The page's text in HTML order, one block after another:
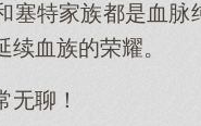
塞特家族都是血
续血族的荣耀。
无聊！